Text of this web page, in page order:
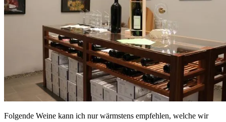
Folgende Weine kann ich nur wärmstens empfehlen, welche wir